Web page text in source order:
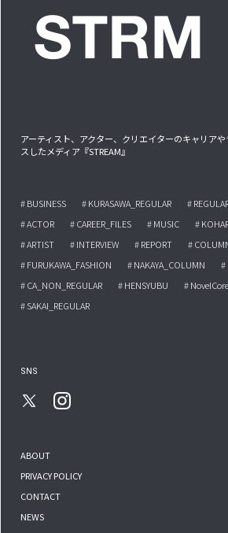
アーティスト、アクター、クリエイターのキャリア
スしたメディア『STREAM』
# BUSINESS # KURASAWA_REGULAR #
# ACTOR
# CAREER_FILES # MUSIC
#
# ARTIST
# INTERVIEW # REPORT
#
# FURUKAWA_FASHION
# NAKAYA_COLUMN
#
# CA_NON_REGULAR
# HENSYUBU
#
# SAKAI_REGULAR
SNS
ABOUT
PRIVACY POLICY
CONTACT
NEWS